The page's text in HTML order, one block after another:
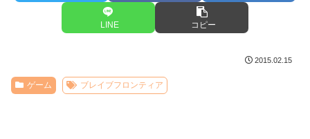
LINE コピー
2015.02.15
ゲーム ブレイブフロンティア